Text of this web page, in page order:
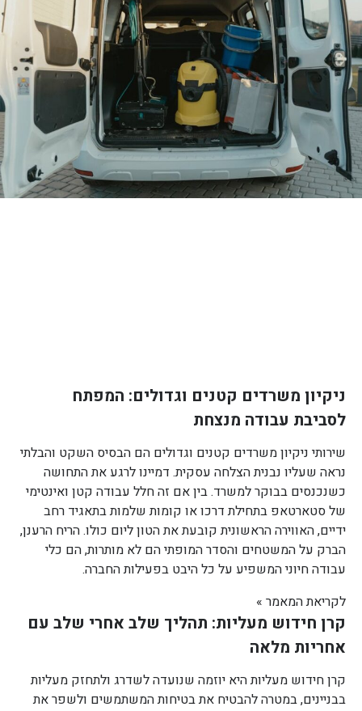
ניקיון משרדים קטנים וגדולים: המפתח
לסביבת עבודה מנצחת
שירותי ניקיון משרדים קטנים וגדולים הם הבסיס השקט והבלתי
נראה שעליו נבנית הצלחה עסקית. דמיינו לרגע את התחושה
כשנכנסים בבוקר למשרד. בין אם זה חלל עבודה קטן ואינטימי
של סטארטאפ בתחילת דרכו או קומות שלמות בתאגיד רחב
ידיים, האווירה הראשונית קובעת את הטון ליום כולו. הריח הרענן,
הברק על המשטחים והסדר המופתי הם לא מותרות, הם כלי
עבודה חיוני המשפיע על כל היבט בפעילות החברה.
לקריאת המאמר »
קרן חידוש מעליות: תהליך שלב אחרי שלב עם
אחריות מלאה
קרן חידוש מעליות היא יוזמה שנועדה לשדרג ולתחזק מעליות
בבניינים, במטרה להבטיח את בטיחות המשתמשים ולשפר את